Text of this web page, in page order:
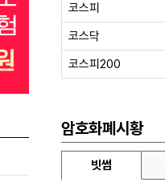
코스피
코스닥
코스피200
암호화폐시황
빗썸